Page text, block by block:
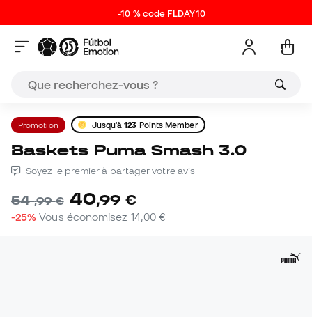
-10 % code FLDAY10
Promotion Jusqu'à123 Points Member
Baskets Puma Smash 3.0
Soyez le premier à partager votre avis
54,99 € 40,99 €
-25% Vous économisez 14,00 €